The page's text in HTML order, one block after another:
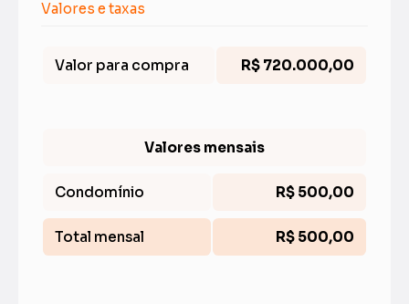
Valores e taxas
Valor para compra R$ 720.000,00
Valores mensais
Condomínio R$ 500,00
Total mensal R$ 500,00